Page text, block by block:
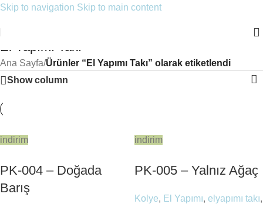
Skip to navigation Skip to main content
El Yapımı Takı
Ana Sayfa/Ürünler “El Yapımı Takı” olarak etiketlendi
Show column
indirim
PK-004 – Doğada
Barış
indirim
PK-005 – Yalnız Ağaç
Kolye, El Yapımı, elyapımı takı,